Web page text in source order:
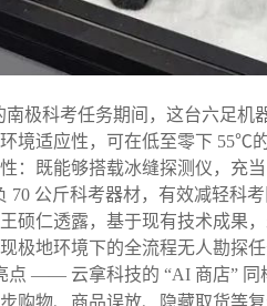
南极科考任务期间，这台六足
境适应性，可在低至零下 55℃
：既能够搭载冰缝探测仪，充
公斤科考器材，有效减轻科考
硕仁透露，基于现有技术成果
极地环境下的全流程无人勘探
点 —— 云拿科技的 “AI 商店” 同
购物、商品误放、隐藏取货等